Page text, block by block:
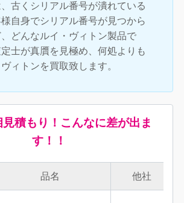
古くシリアル番号が潰れている
自身でシリアル番号が見つから
どんなルイ・ヴィトン製品で
士が真贋を見極め、何処よりも
ィトンを買取致します。
積もり！こんなに差が出ま
す！！
品名 他社